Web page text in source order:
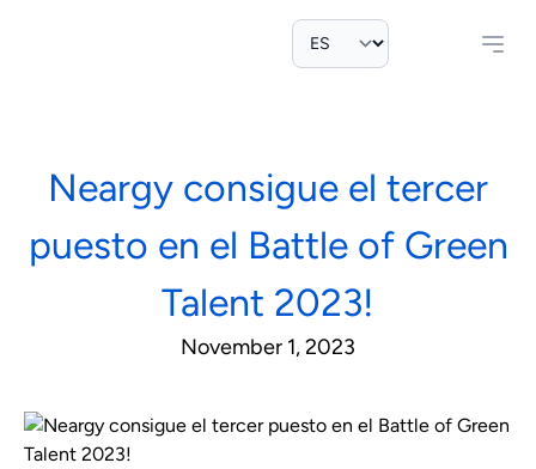
Neargy consigue el tercer
puesto en el Battle of Green
Talent 2023!
November 1, 2023